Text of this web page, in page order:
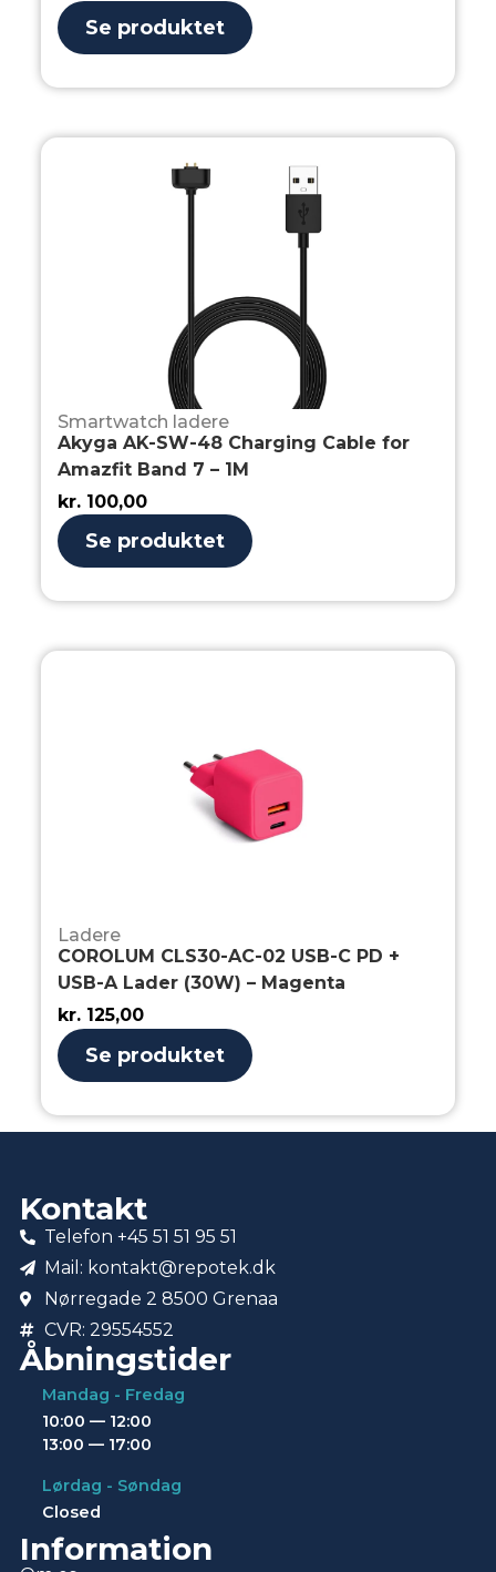
Se produktet
Smartwatch ladere
Akyga AK-SW-48 Charging Cable for
Amazfit Band 7 – 1M
kr. 100,00
Se produktet
Ladere
COROLUM CLS30-AC-02 USB-C PD +
USB-A Lader (30W) – Magenta
kr. 125,00
Se produktet
Kontakt
Telefon +45 51 51 95 51
Mail: kontakt@repotek.dk
Nørregade 2 8500 Grenaa
CVR: 29554552
Åbningstider
Mandag - Fredag
10:00 — 12:00
13:00 — 17:00
Lørdag - Søndag
Closed
Information